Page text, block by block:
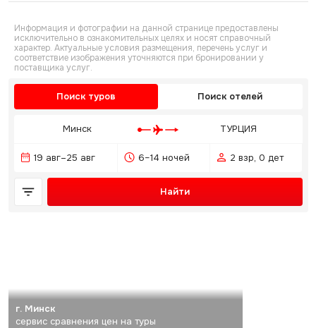
Информация и фотографии на данной странице предоставлены
исключительно в ознакомительных целях и носят справочный
характер. Актуальные условия размещения, перечень услуг и
соответствие изображения уточняются при бронировании у
поставщика услуг.
Поиск туров Поиск отелей
Минск ТУРЦИЯ
19 авг–25 авг 6–14 ночей 2 взр, 0 дет
Найти
г. Минск
сервис сравнения цен на туры